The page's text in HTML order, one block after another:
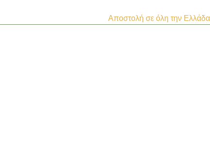
Αποστολή σε όλη την Ελλάδα